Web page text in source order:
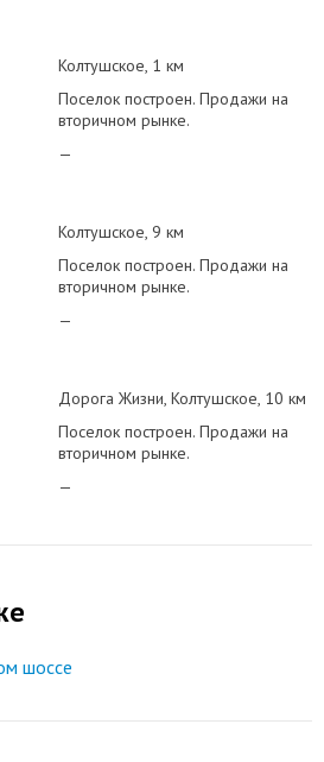
Колтушское 1 км
Поселок построен. Продажи на
вторичном рынке.
—
Колтушское 9 км
Поселок построен. Продажи на
вторичном рынке.
—
Дорога Жизни Колтушское 10 км
Поселок построен. Продажи на
вторичном рынке.
—
шоссе